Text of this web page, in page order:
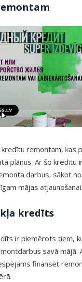
kredītu remontam, kas
plānus. Ar šo kredītu
darbus, sākot
mājas atjaunošanai.
kredīts
ir piemērots tiem,
savā mājā.
finansēt